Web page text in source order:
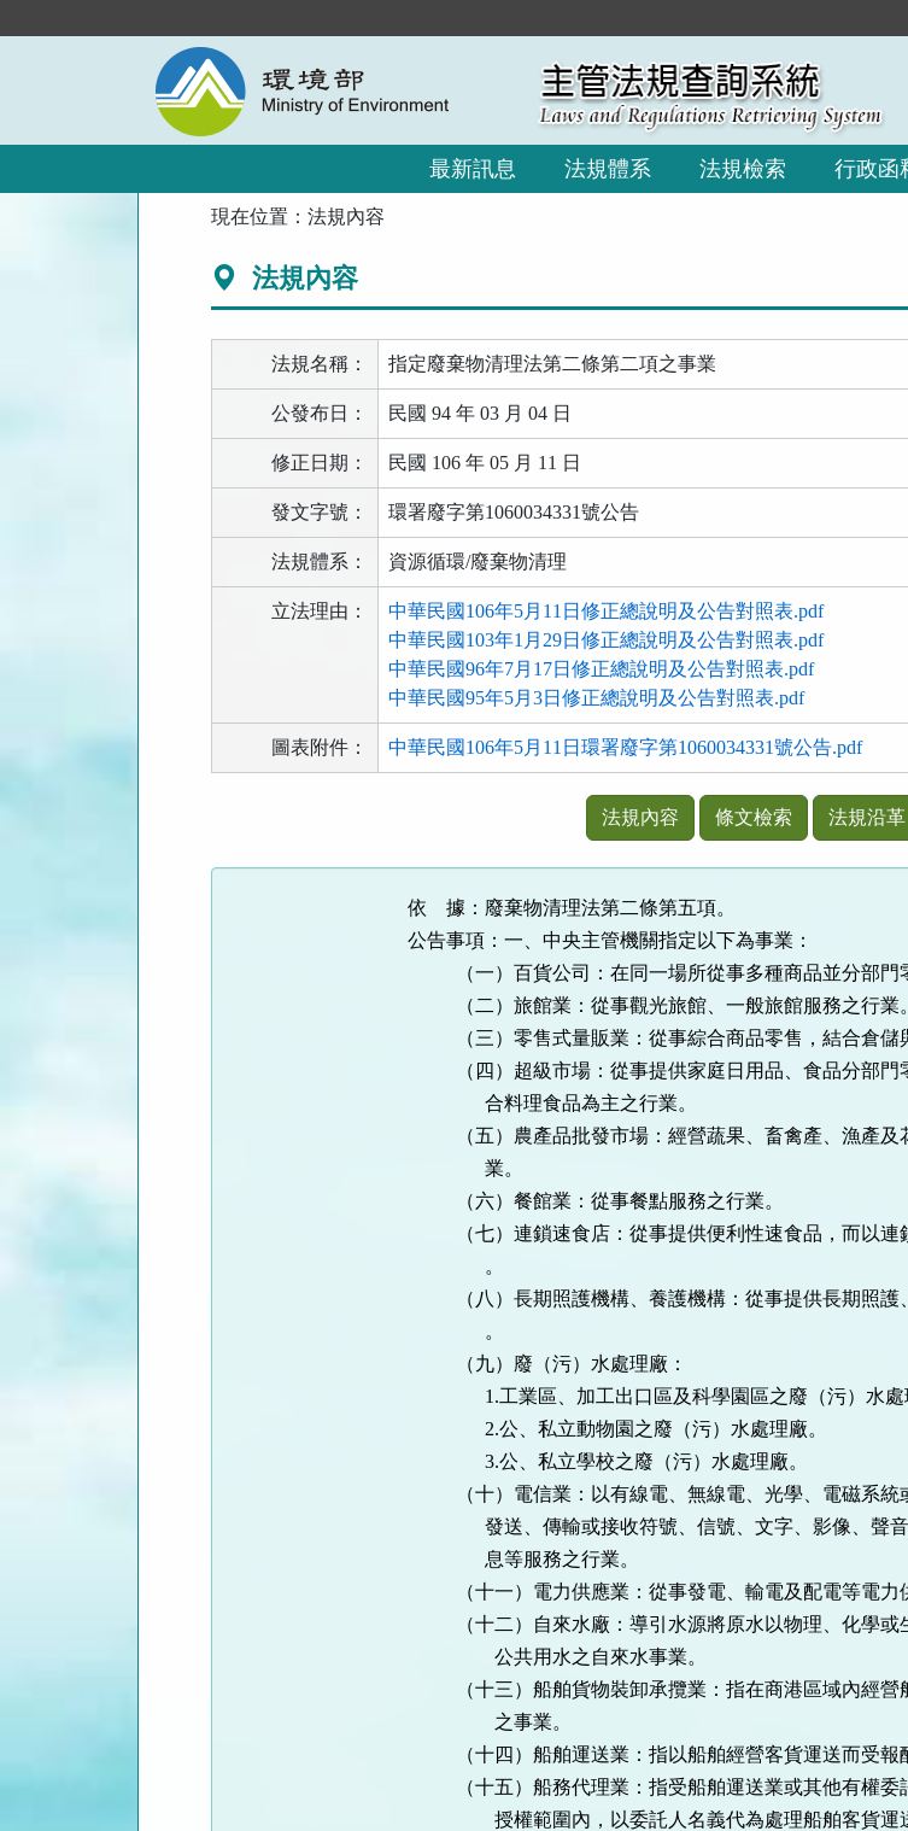
到
最新訊息 法規體系 法規檢索 行政函
現在位置：法規內容
法規內容
法規名稱： 指定廢棄物清理法第二條第二項之事業
公發布日： 民國 94 年 03 月 04 日
修正日期： 民國 106 年 05 月 11 日
發文字號： 環署廢字第1060034331號公告
法規體系： 資源循環/廢棄物清理
立法理由：
中華民國106年5月11日修正總說明及公告對照表.pdf
中華民國103年1月29日修正總說明及公告對照表.pdf
中華民國96年7月17日修正總說明及公告對照表.pdf
中華民國95年5月3日修正總說明及公告對照表.pdf
圖表附件： 中華民國106年5月11日環署廢字第1060034331號公告.pdf
功
法規內容 條文檢索 法規沿革
依 據：廢棄物清理法第二條第五項。
公告事項：一、中央主管機關指定以下為事業：
（一）百貨公司：在同一場所從事多種商品並分部門
（二）旅館業：從事觀光旅館、一般旅館服務之行業。
（三）零售式量販業：從事綜合商品零售，結合倉儲
（四）超級市場：從事提供家庭日用品、食品分部門
合料理食品為主之行業。
（五）農產品批發市場：經營蔬果、畜禽產、漁產及
業。
（六）餐館業：從事餐點服務之行業。
（七）連鎖速食店：從事提供便利性速食品，而以連
。
（八）長期照護機構、養護機構：從事提供長期照護
。
（九）廢（污）水處理廠：
1.工業區、加工出口區及科學園區之廢（污）水處
2.公、私立動物園之廢（污）水處理廠。
3.公、私立學校之廢（污）水處理廠。
（十）電信業：以有線電、無線電、光學、電磁系統
發送、傳輸或接收符號、信號、文字、影像、聲音
息等服務之行業。
（十一）電力供應業：從事發電、輸電及配電等電力
（十二）自來水廠：導引水源將原水以物理、化學或
公共用水之自來水事業。
（十三）船舶貨物裝卸承攬業：指在商港區域內經營
之事業。
（十四）船舶運送業：指以船舶經營客貨運送而受報
（十五）船務代理業：指受船舶運送業或其他有權委
授權範圍內，以委託人名義代為處理船舶客貨運送